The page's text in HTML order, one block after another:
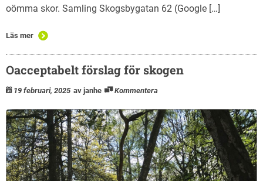
oömma skor. Samling Skogsbygatan 62 (Google […]
Läs mer
Oacceptabelt förslag för skogen
19 februari, 2025 av janhe Kommentera